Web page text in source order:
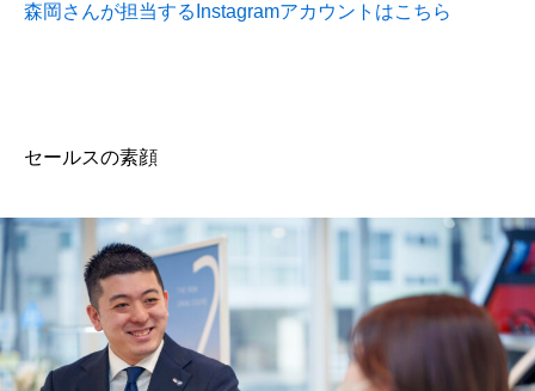
森岡さんが担当するInstagramアカウントはこちら
セールスの素顔